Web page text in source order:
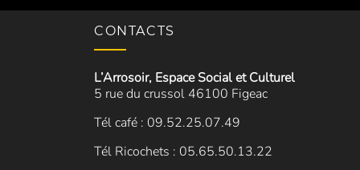
CONTACTS
L’Arrosoir, Espace Social et Culturel
5 rue du crussol 46100 Figeac
Tél café : 09.52.25.07.49
Tél Ricochets : 05.65.50.13.22